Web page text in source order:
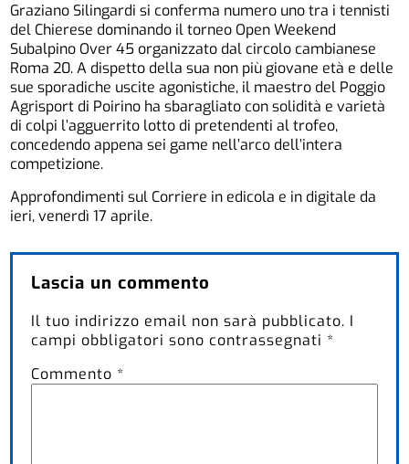
Graziano Silingardi si conferma numero uno tra i tennisti
del Chierese dominando il torneo Open Weekend
Subalpino Over 45 organizzato dal circolo cambianese
Roma 20. A dispetto della sua non più giovane età e delle
sue sporadiche uscite agonistiche, il maestro del Poggio
Agrisport di Poirino ha sbaragliato con solidità e varietà
di colpi l’agguerrito lotto di pretendenti al trofeo,
concedendo appena sei game nell’arco dell’intera
competizione.
Approfondimenti sul Corriere in edicola e in digitale da
ieri, venerdì 17 aprile.
Lascia un commento
Il tuo indirizzo email non sarà pubblicato. I
campi obbligatori sono contrassegnati *
Commento *